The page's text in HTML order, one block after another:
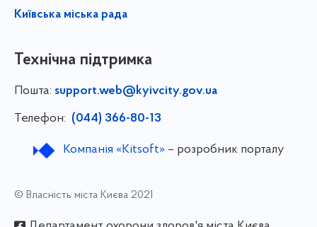
Київська міська рада
Технічна підтримка
Пошта: support.web@kyivcity.gov.ua
Телефон: (044) 366-80-13
Компанія «Kitsoft»– розробник порталу
© Власність міста Києва 2021